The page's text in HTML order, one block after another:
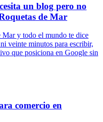
un blog pero no
de Mar
Mar y todo el mundo te dice
veinte minutos para escribir,
que posiciona en Google sin
comercio en